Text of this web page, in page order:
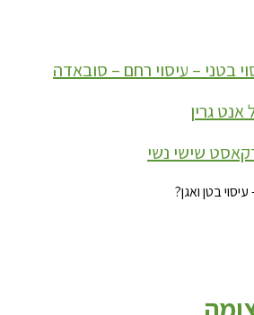
בטני – עיסוי רחם – סובאדה
גרין
שישי נשי
בטן ואגן?